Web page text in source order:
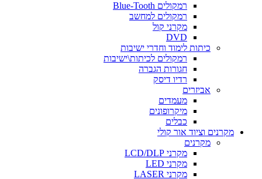
רמקולים Blue-Tooth
רמקולים למחשב
מקרני קול
DVD
כיתות לימוד וחדרי ישיבות
רמקולים לכיתות\ישיבות
חגורות הגברה
רדיו דיסק
אביזרים
מעמדים
מיקרופונים
כבלים
מקרנים וציוד אור קולי
מקרנים
מקרני LCD/DLP
מקרני LED
מקרני LASER